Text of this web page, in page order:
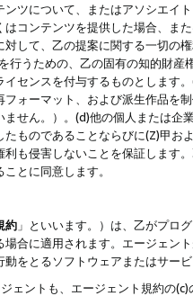
ツについて、またはアソシエイ
コンテンツを提供した場合、ま
対して、乙の提案に関する一切
行うための、乙の固有の知的財
センスを付与するものとします
ォーマット、および派生作品を
ません。）。(d)他の個人または
たものであることならびに(Z)甲
も侵害しないことを保証します
とに同意します。
約 」といいます。）は、乙がプロ
合に適用されます。エージェン
をとるソフトウェアまたはサー
ェントも、エージェント規約の